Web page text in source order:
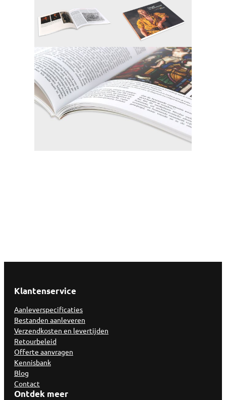
Klantenservice
Aanleverspecificaties
Bestanden aanleveren
Verzendkosten en levertijden
Retourbeleid
Offerte aanvragen
Kennisbank
Blog
Contact
Ontdek meer